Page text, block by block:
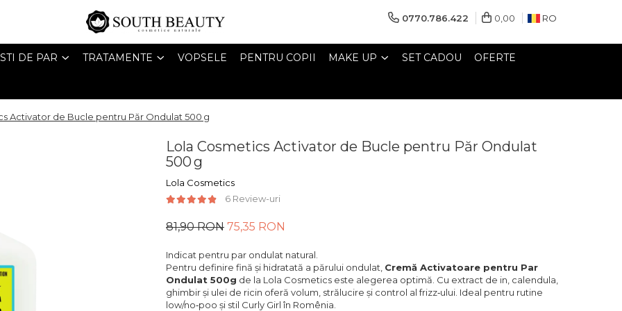
0770.786.422 0,00 RO
DE PAR TRATAMENTE VOPSELE PENTRU COPII MAKE UP SET CADOU OFERTE
Activator de Bucle pentru Păr Ondulat 500 g
Lola Cosmetics Activator de Bucle pentru Păr Ondulat
500 g
Lola Cosmetics
6 Review-uri
81,90 RON 75,35 RON
Indicat pentru par ondulat natural.
Pentru definire fină și hidratată a părului ondulat, Cremă Activatoare pentru Par
Ondulat 500g de la Lola Cosmetics este alegerea optimă. Cu extract de in, calendula,
ghimbir și ulei de ricin oferă volum, strălucire și control al frizz‑ului. Ideal pentru rutine
low/no‑poo și stil Curly Girl în Romênia.